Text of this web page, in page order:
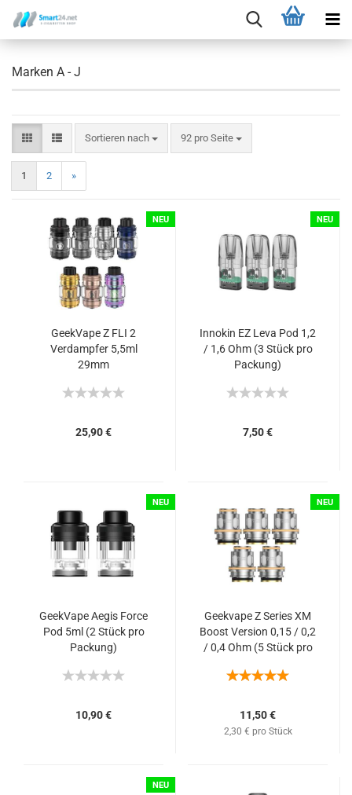
Marken A - J
Sortieren nach 92 pro Seite
1 2 »
NEU
GeekVape Z FLI 2
Verdampfer 5,5ml
29mm
25,90 €
NEU
Innokin EZ Leva Pod 1,2
/ 1,6 Ohm (3 Stück pro
Packung)
7,50 €
NEU
GeekVape Aegis Force
Pod 5ml (2 Stück pro
Packung)
10,90 €
NEU
Geekvape Z Series XM
Boost Version 0,15 / 0,2
/ 0,4 Ohm (5 Stück pro
11,50 €
2,30 € pro Stück
NEU